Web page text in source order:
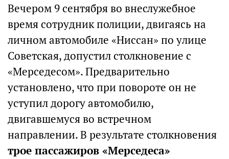
Вечером 9 сентября во внеслужебное
время сотрудник полиции, двигаясь на
личном автомобиле «Ниссан» по улице
Советская, допустил столкновение с
«Мерседесом». Предварительно
установлено, что при повороте он не
уступил дорогу автомобилю,
двигавшемуся во встречном
направлении. В результате столкновения
трое пассажиров «Мерседеса»